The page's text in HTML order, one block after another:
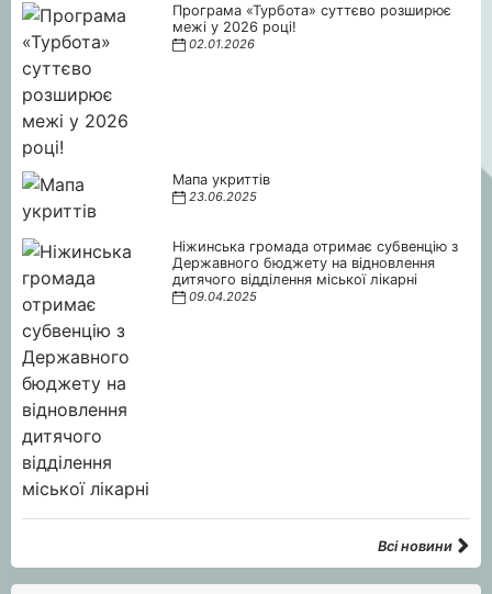
Програма «Турбота» суттєво розширює
межі у 2026 році!
02.01.2026
Мапа укриттів
23.06.2025
Ніжинська громада отримає субвенцію з
Державного бюджету на відновлення
дитячого відділення міської лікарні
09.04.2025
Всі новини